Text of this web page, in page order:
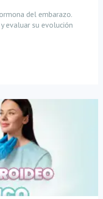
del embarazo.
evaluar su evolución